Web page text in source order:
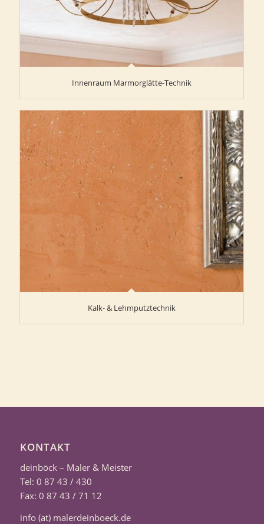
Innenraum Marmorglätte-Technik
Kalk- & Lehmputztechnik
KONTAKT
deinböck – Maler & Meister
Tel: 0 87 43 / 430
Fax: 0 87 43 / 71 12
info (at) malerdeinboeck.de